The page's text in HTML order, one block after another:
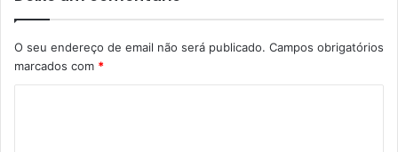
O seu endereço de email não será publicado. Campos obrigatórios
marcados com *